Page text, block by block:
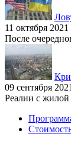
11 октября
После
09 сентября
Реалии с жилой